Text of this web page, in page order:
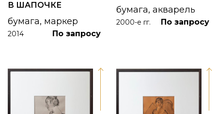
В ШАПОЧКЕ
бумага, маркер
2014 По запросу
бумага, акварель
2000-е гг. По запросу